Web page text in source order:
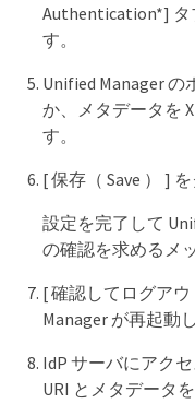
Authentication*] タ
す。
Unified Manager の
か、メタデータを
す。
[ 保存（ Save ） ]
設定を完了して
の確認を求めるメ
[ 確認してログア
Manager が再起動
IdP サーバにアク
URI とメタデータ